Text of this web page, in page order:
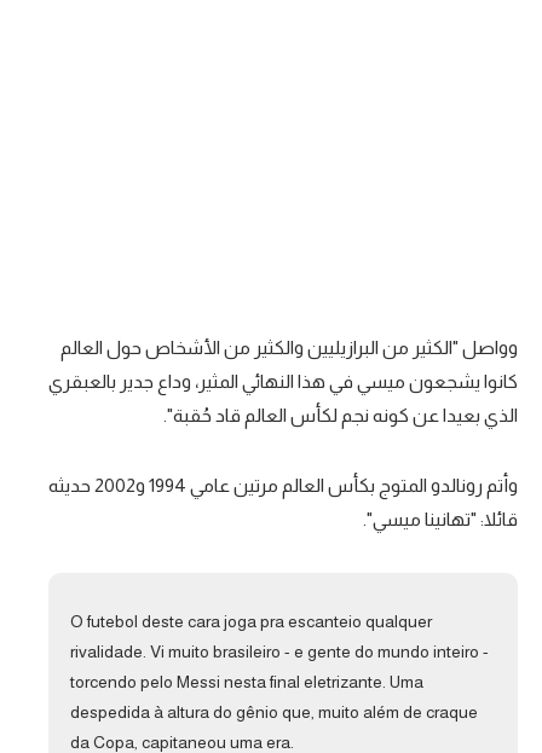
وواصل "الكثير من البرازيليين والكثير من الأشخاص حول العالم
كانوا يشجعون ميسي في هذا النهائي المثير، وداع جدير بالعبقري
الذي بعيدا عن كونه نجم لكأس العالم قاد حُقبة".
وأتم رونالدو المتوج بكأس العالم مرتين عامي 1994 و2002 حديثه
قائلا: "تهانينا ميسي".
O futebol deste cara joga pra escanteio qualquer
rivalidade. Vi muito brasileiro - e gente do mundo inteiro -
torcendo pelo Messi nesta final eletrizante. Uma
despedida à altura do gênio que, muito além de craque
da Copa, capitaneou uma era.